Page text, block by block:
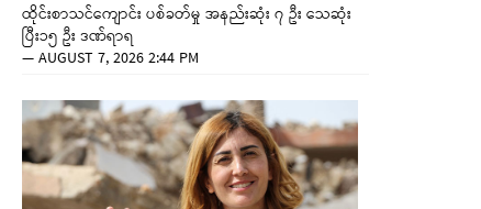
ထိုင်းစာသင်ကျောင်း ပစ်ခတ်မှု အနည်းဆုံး ၇ ဦး သေဆုံး
ပြီး၁၅ ဦး ဒဏ်ရာရ
—AUGUST 7, 2026 2:44 PM